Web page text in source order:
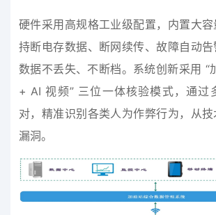
硬件采用高规格工业级配置，内置大
持断电存数据、断网续传、故障自动
数据不丢失、不断档。系统创新采用 “
+ AI 视频” 三位一体核验模式，通过
对，精准识别各类人为作弊行为，从
漏洞。